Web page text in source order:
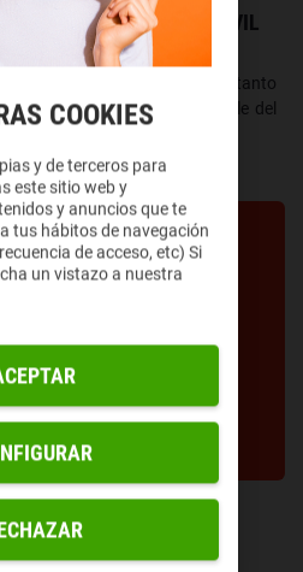
DE PANTALLA DEL MÓVIL
y alternativas que ofrecen tanto
el elemento más visible del
CREARLOS Y
COOKIES
y de terceros para
este sitio web y
y anuncios que te
tus hábitos de navegación
de acceso, etc) Si
un vistazo a nuestra